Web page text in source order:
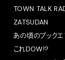
TOWN TALK
ZATSUDAN
あの頃のブックエ
これDOW!?